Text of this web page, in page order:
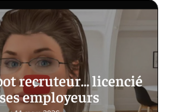
recruteur… licencié
employeurs